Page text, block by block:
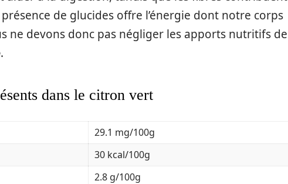
de glucides offre l’énergie dont notre corps
ne devons donc pas négliger les apports nutritifs de
.
dans le citron vert
29.1 mg/100g
30 kcal/100g
2.8 g/100g